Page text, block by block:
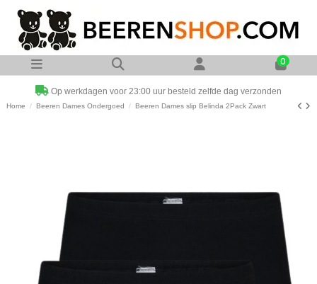
0
Op werkdagen voor 23:00 uur besteld zelfde dag verzonden
Home Beeren Dames Ondergoed Beeren Dames slip Belinda 2Pack Zwart